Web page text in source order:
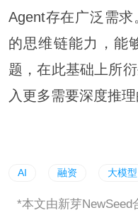
Agent存在广泛需
的思维链能力，能
题，在此基础上所
入更多需要深度推理
AI 融资 大模型
*本文由新芽NewSeed